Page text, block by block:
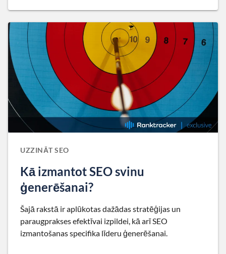
UZZINĀT SEO
Kā izmantot SEO svinu
ģenerēšanai?
Šajā rakstā ir aplūkotas dažādas stratēģijas un
paraugprakses efektīvai izpildei, kā arī SEO
izmantošanas specifika līderu ģenerēšanai.